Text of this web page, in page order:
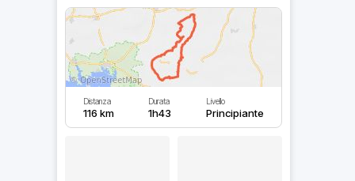
Distanza
116 km
Durata
1h43
Livello
Principiante